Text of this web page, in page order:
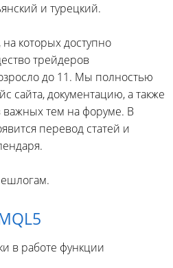
и турецкий.
которых доступно
трейдеров
до 11. Мы полностью
сайта, документацию, а также
важных тем на форуме. В
перевод статей и
в работе функции